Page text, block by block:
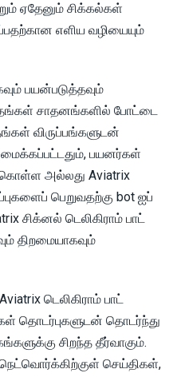
ஏதேனும் சிக்கல்கள்
எளிய வழியையும்
பயன்படுத்தவும்
தங்கள் சாதனங்களில் போட்டை
விருப்பங்களுடன்
பயனர்கள்
அல்லது Aviatrix
பெறுவதற்கு bot ஐப்
சிக்னல் டெலிகிராம் பாட்
திறமையாகவும்
டெலிகிராம் பாட்
தொடர்புகளுடன் தொடர்ந்து
சிறந்த தீர்வாகும்.
செய்திகள்,